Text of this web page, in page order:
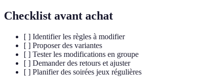
Checklist avant achat
[ ] Identifier les règles à modifier
[ ] Proposer des variantes
[ ] Tester les modifications en groupe
[ ] Demander des retours et ajuster
[ ] Planifier des soirées jeux régulières